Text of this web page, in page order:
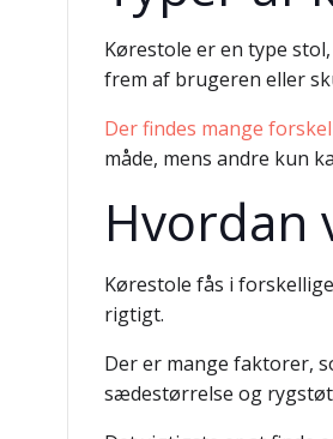
Kørestole er en type
frem af brugeren eller
Der findes mange
måde, mens andre kun
Hvordan
Kørestole fås i
rigtigt.
Der er mange faktorer,
sædestørrelse og